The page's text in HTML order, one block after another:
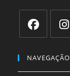
em
uma
em
uma
NAVEGAÇÃO